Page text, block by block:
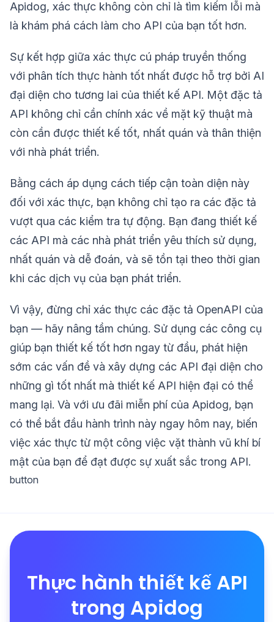
Apidog, xác thực không còn chỉ là tìm kiếm lỗi mà
là khám phá cách làm cho API của bạn tốt hơn.
Sự kết hợp giữa xác thực cú pháp truyền thống
với phân tích thực hành tốt nhất được hỗ trợ bởi AI
đại diện cho tương lai của thiết kế API. Một đặc tả
API không chỉ cần chính xác về mặt kỹ thuật mà
còn cần được thiết kế tốt, nhất quán và thân thiện
với nhà phát triển.
Bằng cách áp dụng cách tiếp cận toàn diện này
đối với xác thực, bạn không chỉ tạo ra các đặc tả
vượt qua các kiểm tra tự động. Bạn đang thiết kế
các API mà các nhà phát triển yêu thích sử dụng,
nhất quán và dễ đoán, và sẽ tồn tại theo thời gian
khi các dịch vụ của bạn phát triển.
Vì vậy, đừng chỉ xác thực các đặc tả OpenAPI của
bạn — hãy nâng tầm chúng. Sử dụng các công cụ
giúp bạn thiết kế tốt hơn ngay từ đầu, phát hiện
sớm các vấn đề và xây dựng các API đại diện cho
những gì tốt nhất mà thiết kế API hiện đại có thể
mang lại. Và với ưu đãi miễn phí của Apidog, bạn
có thể bắt đầu hành trình này ngay hôm nay, biến
việc xác thực từ một công việc vặt thành vũ khí bí
mật của bạn để đạt được sự xuất sắc trong API.
button
Thực hành thiết kế API
trong Apidog